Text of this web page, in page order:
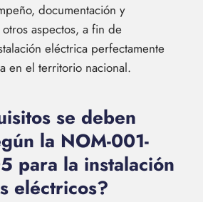
documentación y
aspectos, a fin de
eléctrica perfectamente
en el territorio nacional.
se deben
la NOM-001-
para la instalación
eléctricos?